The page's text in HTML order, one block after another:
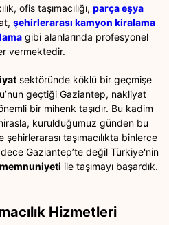
ofis taşımacılığı, parça eşya
şehirlerarası kamyon kiralama
gibi alanlarında profesyonel
vermektedir.
sektöründe köklü bir geçmişe
geçtiği Gaziantep, nakliyat
bir mihenk taşıdır. Bu kadim
kurulduğumuz günden bu
taşımacılıkta binlerce
Gaziantep’te değil Türkiye'nin
ile taşımayı başardık.
Hizmetleri